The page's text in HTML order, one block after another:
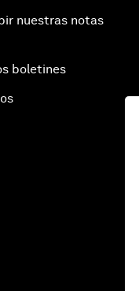
nuestras notas
boletines